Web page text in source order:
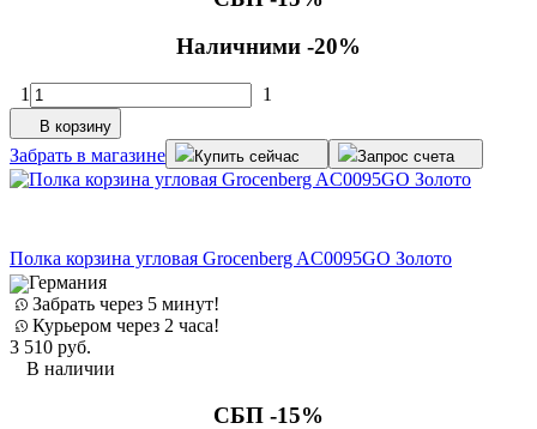
Наличними -20%
1 1
В корзину
Забрать в магазине Купить сейчас Запрос счета
Полка корзина угловая Grocenberg AC0095GO Золото
Германия
Забрать через 5 минут!
Курьером через 2 часа!
3 510 руб.
В наличии
СБП -15%